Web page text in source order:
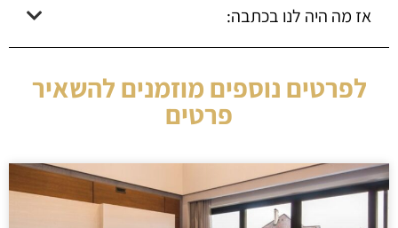
אז מה היה לנו בכתבה:
לפרטים נוספים מוזמנים להשאיר
פרטים